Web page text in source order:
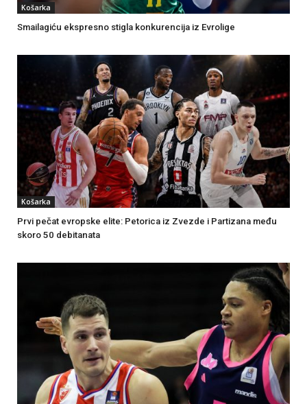
Košarka
Smailagiću ekspresno stigla konkurencija iz Evrolige
Košarka
Prvi pečat evropske elite: Petorica iz Zvezde i Partizana među
skoro 50 debitanata